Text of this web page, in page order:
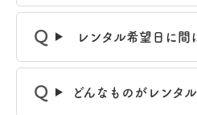
レンタル希望日に間
どんなものがレンタ